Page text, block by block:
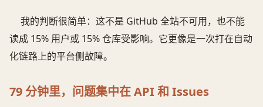
我的判断很简单：这不是 GitHub 全站不可用，也不能
读成 15% 用户或 15% 仓库受影响。它更像是一次打在自动
化链路上的平台侧故障。
79 分钟里，问题集中在 API 和 Issues